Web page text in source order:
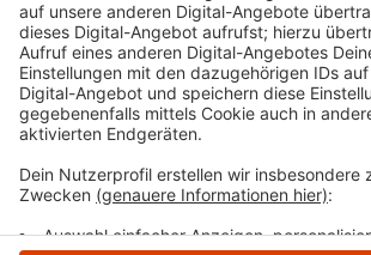
Anzeige
Anzeige